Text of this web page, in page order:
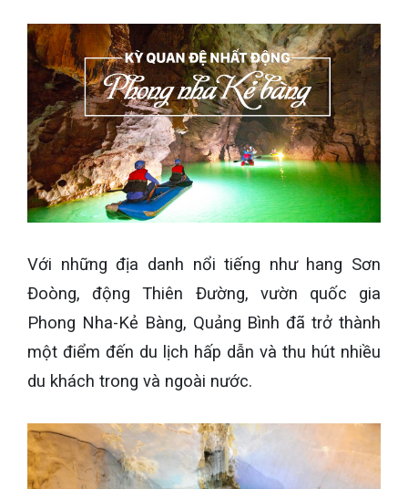
Với những địa danh nổi tiếng như hang Sơn
Đoòng, động Thiên Đường, vườn quốc gia
Phong Nha-Kẻ Bàng, Quảng Bình đã trở thành
một điểm đến du lịch hấp dẫn và thu hút nhiều
du khách trong và ngoài nước.